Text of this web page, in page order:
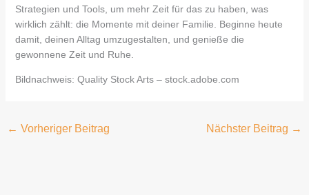
Strategien und Tools, um mehr Zeit für das zu haben, was
wirklich zählt: die Momente mit deiner Familie. Beginne heute
damit, deinen Alltag umzugestalten, und genieße die
gewonnene Zeit und Ruhe.
Bildnachweis: Quality Stock Arts– stock.adobe.com
← Vorheriger Beitrag Nächster Beitrag →